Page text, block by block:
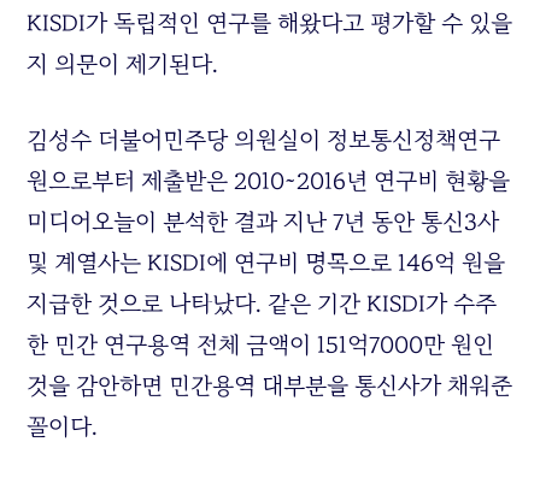
KISDI가 독립적인 연구를 해왔다고 평가할 수 있을
지 의문이 제기된다.
김성수 더불어민주당 의원실이 정보통신정책연구
원으로부터 제출받은 2010~2016년 연구비 현황을
미디어오늘이 분석한 결과 지난 7년 동안 통신3사
및 계열사는 KISDI에 연구비 명목으로 146억 원을
지급한 것으로 나타났다. 같은 기간 KISDI가 수주
한 민간 연구용역 전체 금액이 151억7000만 원인
것을 감안하면 민간용역 대부분을 통신사가 채워준
꼴이다.